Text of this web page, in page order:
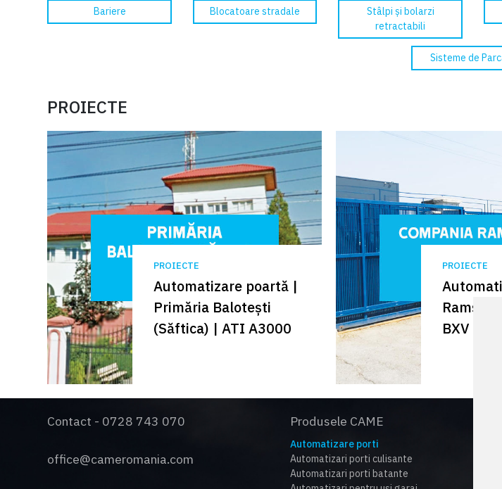
Bariere Blocatoare stradale
Stâlpi și bolarzi
retractabili
Sisteme de
PROIECTE
PROIECTE
Automatizare poartă |
Primăria Balotești
(Săftica) | ATI A3000
PROIECTE
BXV
Contact - 0728 743 070
office@cameromania.com
Produsele CAME
Automatizare porti
Automatizari porti culisante
Automatizari porti batante